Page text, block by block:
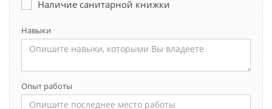
Наличие санитарной книжки
Навыки
Опыт работы